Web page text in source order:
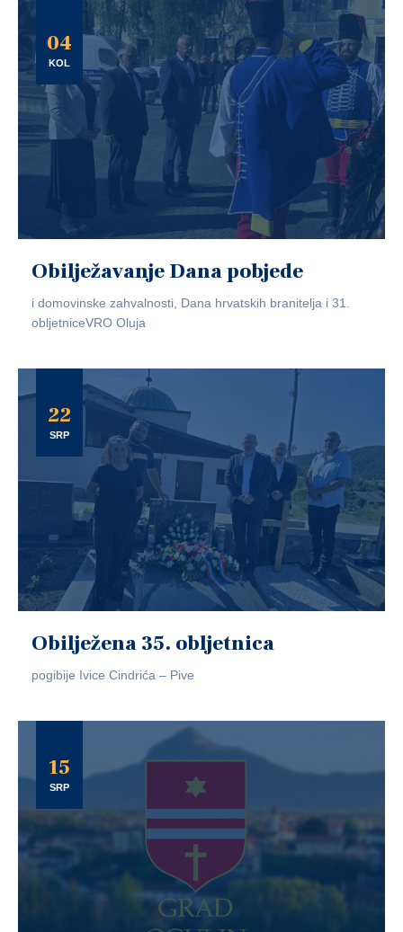
04
KOL
Obilježavanje Dana pobjede
i domovinske zahvalnosti, Dana hrvatskih branitelja i 31.
obljetniceVRO Oluja
22
SRP
Obilježena 35. obljetnica
pogibije Ivice Cindrića – Pive
15
SRP